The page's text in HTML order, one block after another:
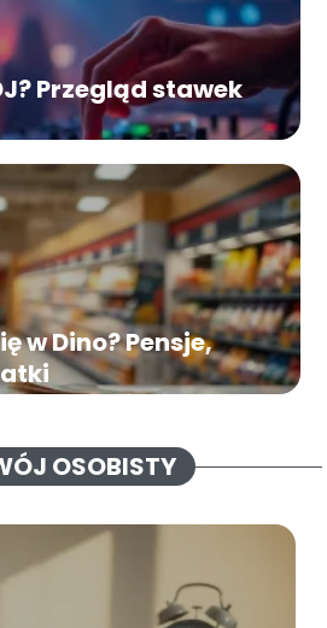
Przegląd stawek
w Dino? Pensje,
OSOBISTY